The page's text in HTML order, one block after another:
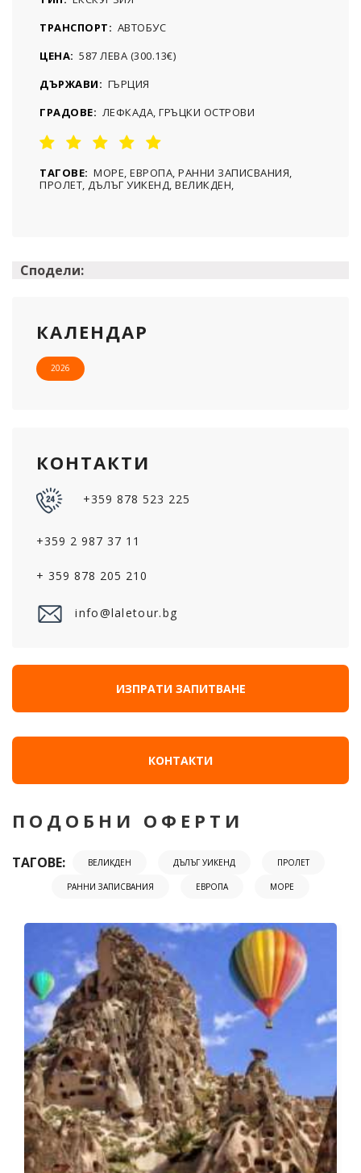
ТРАНСПОРТ: АВТОБУС
ЦЕНА: 587 ЛЕВА (300.13€)
ДЪРЖАВИ: ГЪРЦИЯ
ГРАДОВЕ: ЛЕФКАДА, ГРЪЦКИ ОСТРОВИ
ТАГОВЕ: МОРЕ, ЕВРОПА, РАННИ ЗАПИСВАНИЯ,
ПРОЛЕТ, ДЪЛЪГ УИКЕНД, ВЕЛИКДЕН,
Сподели:
КАЛЕНДАР
2026
КОНТАКТИ
+359 878 523 225
+359 2 987 37 11
+ 359 878 205 210
info@laletour.bg
ИЗПРАТИ ЗАПИТВАНЕ
КОНТАКТИ
ПОДОБНИ ОФЕРТИ
ТАГОВЕ: ВЕЛИКДЕН ДЪЛЪГ УИКЕНД ПРОЛЕТ
РАННИ ЗАПИСВАНИЯ ЕВРОПА МОРЕ